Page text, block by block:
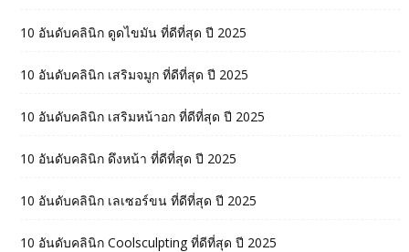
10 อันดับคลินิก ดูดไขมัน ที่ดีที่สุด ปี 2025
10 อันดับคลินิก เสริมจมูก ที่ดีที่สุด ปี 2025
10 อันดับคลินิก เสริมหน้าอก ที่ดีที่สุด ปี 2025
10 อันดับคลินิก ดึงหน้า ที่ดีที่สุด ปี 2025
10 อันดับคลินิก เลเซอร์ขน ที่ดีที่สุด ปี 2025
10 อันดับคลินิก Coolsculpting ที่ดีที่สุด ปี 2025